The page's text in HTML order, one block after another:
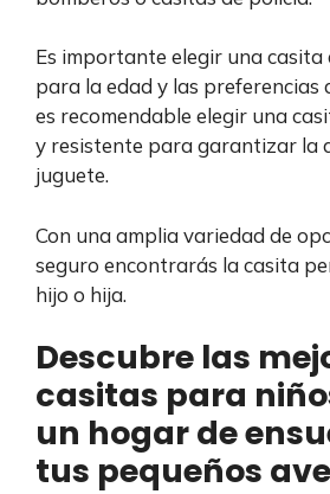
Es importante elegir una casita
para la edad y las preferencias
es recomendable elegir una
y resistente para garantizar la
juguete.
Con una amplia variedad de
seguro encontrarás la casita
hijo o hija.
Descubre las
casitas para
un hogar de
tus pequeños